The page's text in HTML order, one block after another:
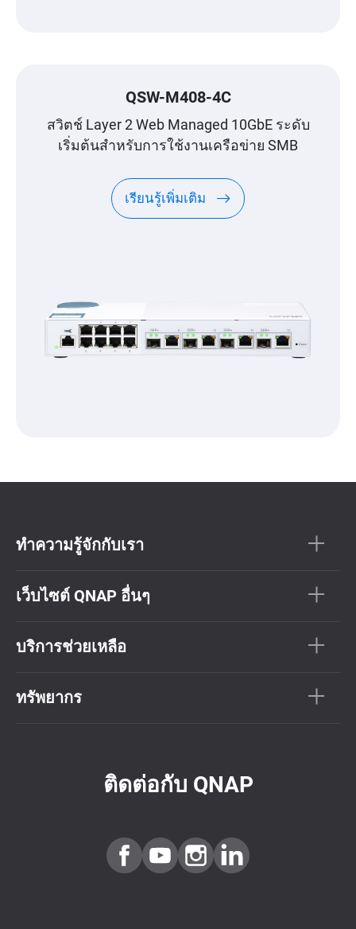
QSW-M408-4C
สวิตช์ Layer 2 Web Managed 10GbE ระดับ
เริ่มต้นสำหรับการใช้งานเครือข่าย SMB
เรียนรู้เพิ่มเติม
ทำความรู้จักกับเรา
เว็บไซต์ QNAP อื่นๆ
บริการช่วยเหลือ
ทรัพยากร
ติดต่อกับ QNAP